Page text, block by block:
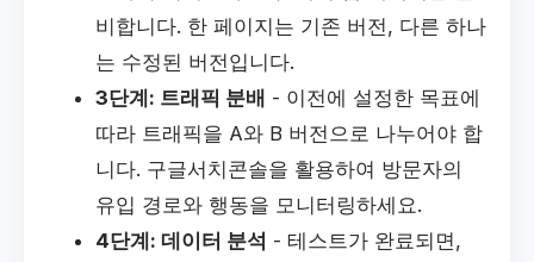
비합니다. 한 페이지는 기존 버전, 다른 하나
는 수정된 버전입니다.
3단계: 트래픽 분배 - 이전에 설정한 목표에
따라 트래픽을 A와 B 버전으로 나누어야 합
니다. 구글서치콘솔을 활용하여 방문자의
유입 경로와 행동을 모니터링하세요.
4단계: 데이터 분석 - 테스트가 완료되면,